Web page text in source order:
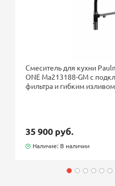
Смеситель для кухни
ONE Ma213188-GM с
фильтра и гибким
35 900 руб.
Наличие: В наличии